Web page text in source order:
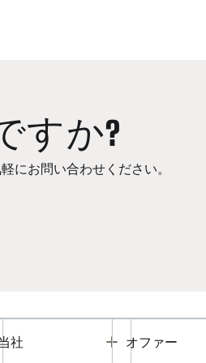
すか?
にお問い合わせください。
社 Toggle
オファー